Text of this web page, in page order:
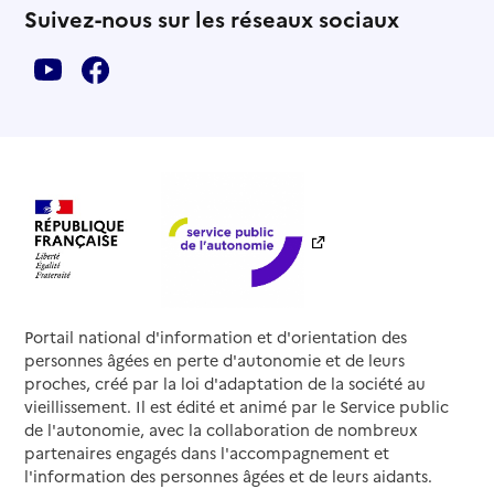
Suivez-nous sur les réseaux sociaux
Portail national d'information et d'orientation des
personnes âgées en perte d'autonomie et de leurs
proches, créé par la loi d'adaptation de la société au
vieillissement. Il est édité et animé par le Service public
de l'autonomie, avec la collaboration de nombreux
partenaires engagés dans l'accompagnement et
l'information des personnes âgées et de leurs aidants.